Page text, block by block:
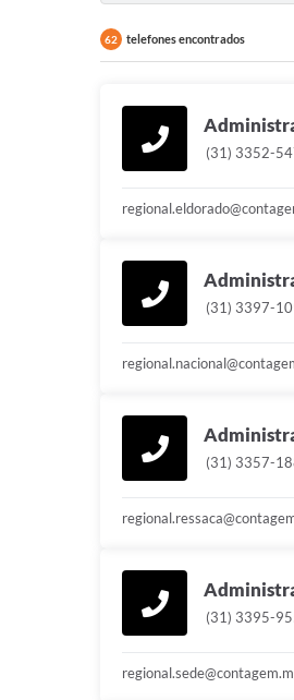
62 telefones encontrados
(31) 3352-
(31) 3397-
(31) 3357-
(31) 3395-